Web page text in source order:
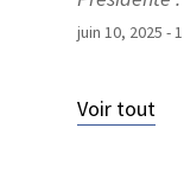
juin 10, 2025 -
Voir tout